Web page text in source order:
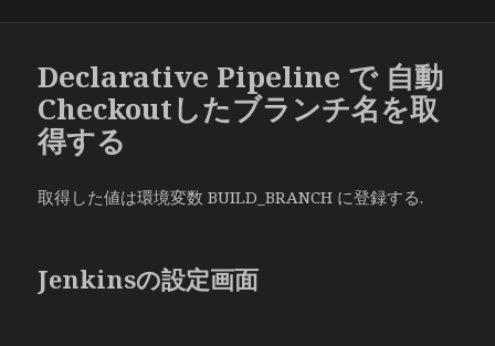
ー
Declarative Pipeline で 自動
Checkoutしたブランチ名を取
得する
取得した値は環境変数 BUILD_BRANCH に登録する.
Jenkinsの設定画面